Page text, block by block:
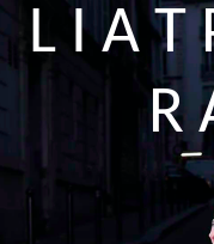
L I A T
R